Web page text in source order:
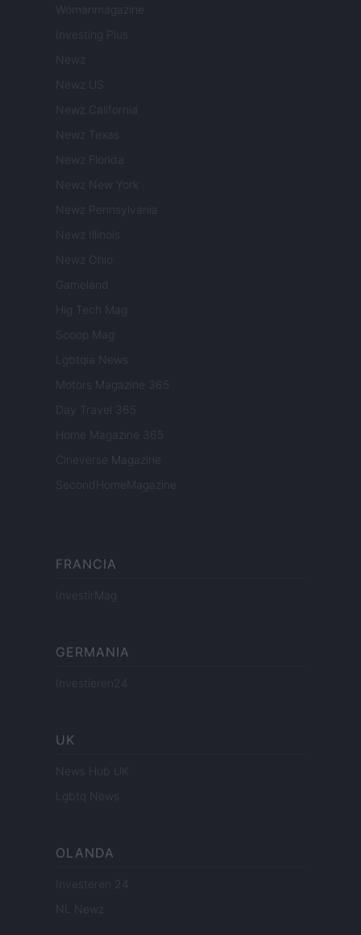
Womanmagazine
Investing Plus
Newz
Newz US
Newz California
Newz Texas
Newz Florida
Newz New York
Newz Pennsylvania
Newz Illinois
Newz Ohio
Gameland
Hig Tech Mag
Scoop Mag
Lgbtqia News
Motors Magazine 365
Day Travel 365
Home Magazine 365
Cineverse Magazine
SecondHomeMagazine
FRANCIA
InvestirMag
GERMANIA
Investieren24
UK
News Hub UK
Lgbtq News
OLANDA
Investeren 24
NL Newz